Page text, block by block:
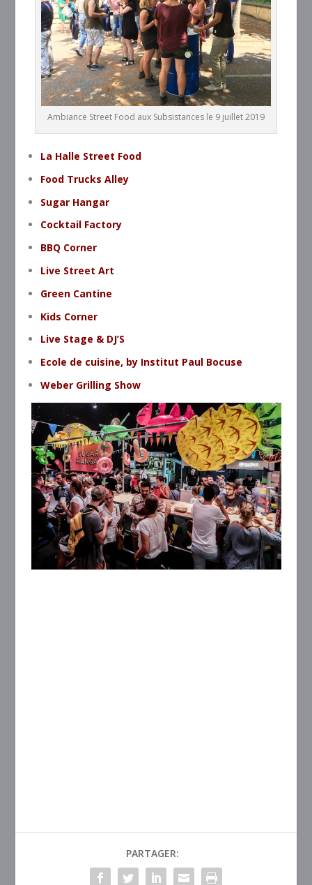
Ambiance Street Food aux Subsistances le 9 juillet 2019
La Halle Street Food
Food Trucks Alley
Sugar Hangar
Cocktail Factory
BBQ Corner
Live Street Art
Green Cantine
Kids Corner
Live Stage & DJ’S
Ecole de cuisine, by Institut Paul Bocuse
Weber Grilling Show
PARTAGER: